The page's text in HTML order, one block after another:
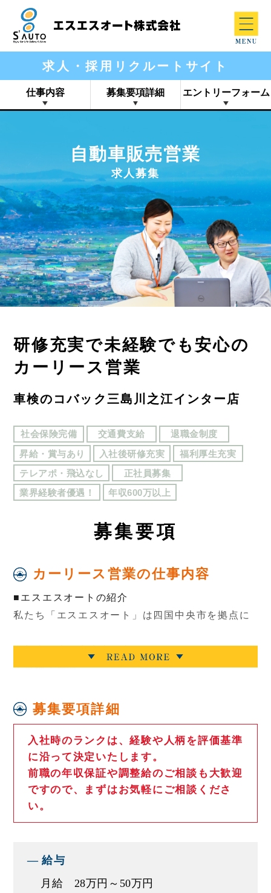
求人・採用リクルートサイト
仕事内容 募集要項詳細 エントリーフォーム
自動車販売営業
求人募集
研修充実で未経験でも安心の
カーリース営業
車検のコバック三島川之江インター店
社会保険完備 交通費支給
退職金制度
昇給・賞与あり
入社後研修充実
福利厚生充実
テレアポ・飛込なし
正社員募集
業界経験者優遇！
年収600万以上
募集要項
カーリース営業の仕事内容
■エスエスオートの紹介
私たち「エスエスオート」は四国中央市を拠点に
・車検・整備
・カー用品の買取販売
などを行う会社です！
販売だけではなく、車検整備や修理なども一貫し
て行える強みを活かし、「クルマのことは全部任
せることができる」そんな存在になれるよう日々
業務をおこなっています。
今後も、地域とのつながりを大切にし、”親切・楽
しい・元気なお店”としてお客様のお役に立てるよ
募集要項詳細
入社時のランクは、経験や人柄を評価基準
に沿って決定いたします。
前職の年収保証や調整給のご相談も大歓迎
ですので、まずはお気軽にご相談くださ
い。
給与
月給 28万円～50万円